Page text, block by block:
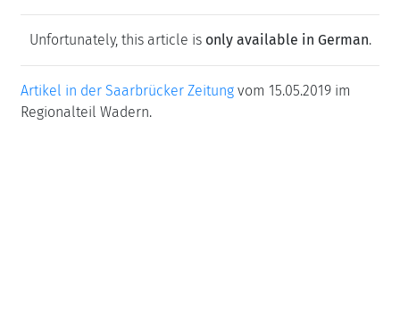
Unfortunately, this article is only available in German.
Artikel in der Saarbrücker Zeitung vom 15.05.2019 im
Regionalteil Wadern.